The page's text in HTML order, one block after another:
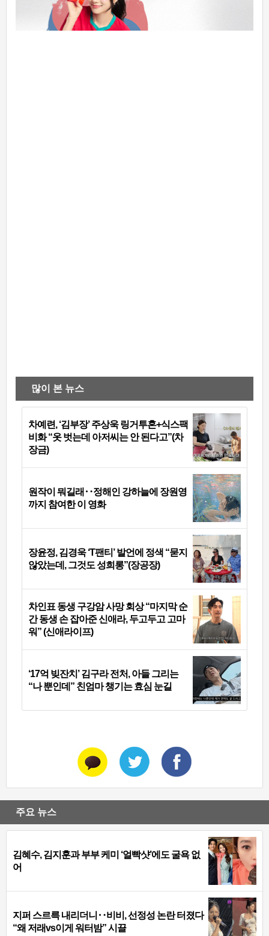
많이 본 뉴스
차예련, ‘김부장’ 주상욱 링거투혼+식스팩
비화 “옷 벗는데 아저씨는 안 된다고”(차
장금)
원작이 뭐길래‥정해인 강하늘에 장원영
까지 참여한 이 영화
장윤정, 김경욱 ‘T팬티’ 발언에 정색 “묻지
않았는데, 그것도 성희롱”(장공장)
차인표 동생 구강암 사망 회상 “마지막 순
간 동생 손 잡아준 신애라, 두고두고 고마
워” (신애라이프)
‘17억 빚잔치’ 김구라 전처, 아들 그리는
“나 뿐인데” 친엄마 챙기는 효심 눈길
주요 뉴스
김혜수, 김지훈과 부부 케미 ‘얼빡샷’에도 굴욕 없
어
지퍼 스르륵 내리더니‥비비, 선정성 논란 터졌다
“왜 저래vs이게 워터밤” 시끌